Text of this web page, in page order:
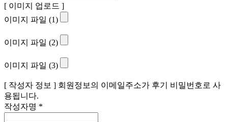
[ 이미지 업로드 ]
이미지 파일 (1)
이미지 파일 (2)
이미지 파일 (3)
[ 작성자 정보 ] 회원정보의 이메일주소가 후기 비밀번호로 사
용됩니다.
작성자명 *